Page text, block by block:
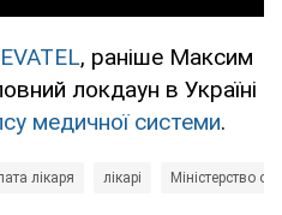
, раніше Максим
локдаун в Україні
медичної системи.
лікаря лікарі Міністерство